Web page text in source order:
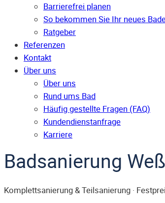
Barrierefrei planen
So bekommen Sie Ihr neues
Ratgeber
Referenzen
Kontakt
Über uns
Über uns
Rund ums Bad
Häufig gestellte Fragen (FAQ)
Kunden­dienst­anfrage
Karriere
Badsanierung
Komplettsanierung & Teilsanierung ·